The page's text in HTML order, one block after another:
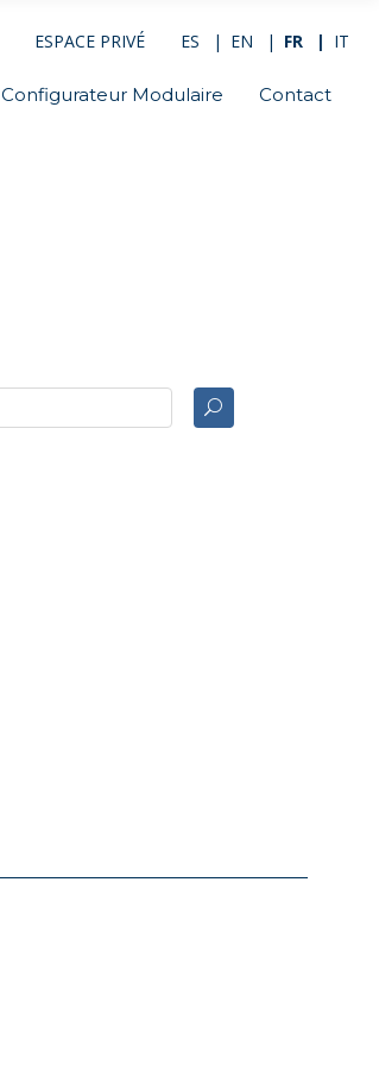
ESPACE PRIVÉ ES EN FR IT
Configurateur Modulaire Contact